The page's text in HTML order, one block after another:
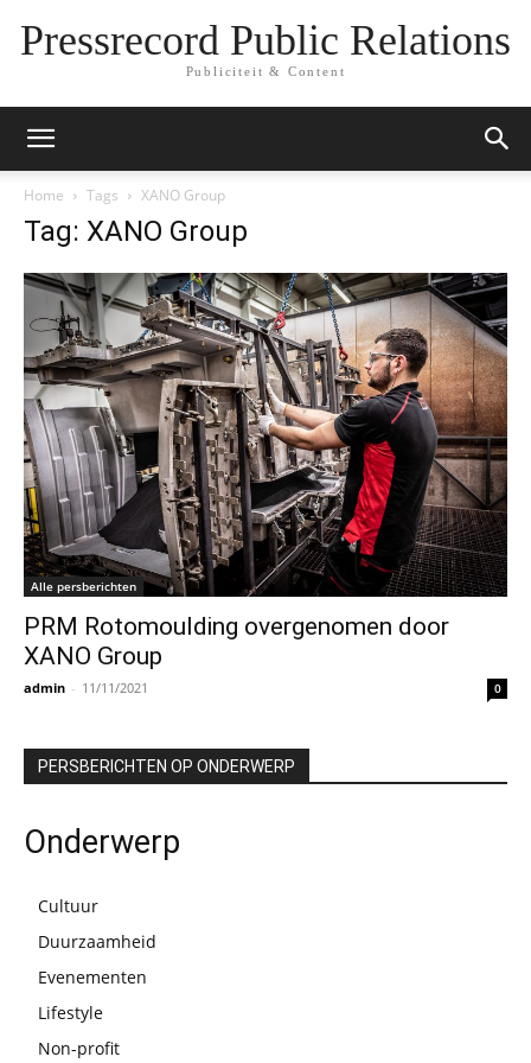
Pressrecord Public Relations
Publiciteit & Content
Home Tags XANO Group
Tag: XANO Group
Alle persberichten
PRM Rotomoulding overgenomen door
XANO Group
admin - 11/11/2021 0
PERSBERICHTEN OP ONDERWERP
Onderwerp
Cultuur
Duurzaamheid
Evenementen
Lifestyle
Non-profit